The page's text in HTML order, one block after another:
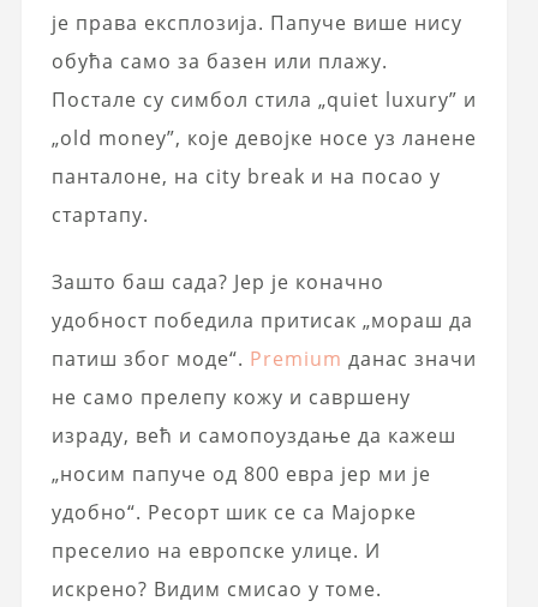
је права експлозија. Папуче више нису
обућа само за базен или плажу.
Постале су симбол стила „quiet luxury” и
„old money”, које девојке носе уз ланене
панталоне, на city break и на посао у
стартапу.
Зашто баш сада? Јер је коначно
удобност победила притисак „мораш да
патиш због моде“. Premium данас значи
не само прелепу кожу и савршену
израду, већ и самопоуздање да кажеш
„носим папуче од 800 евра јер ми је
удобно“. Ресорт шик се са Мајорке
преселио на европске улице. И
искрено? Видим смисао у томе.